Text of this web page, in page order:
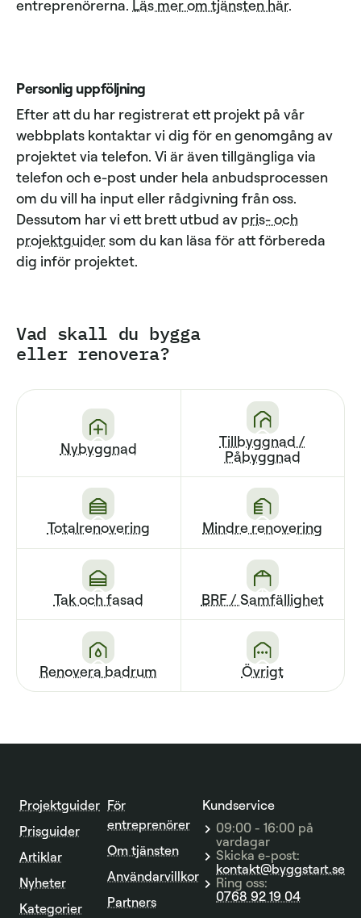
entreprenörerna. Läs mer om tjänsten här.
Personlig uppföljning
Efter att du har registrerat ett projekt på vår
webbplats kontaktar vi dig för en genomgång av
projektet via telefon. Vi är även tillgängliga via
telefon och e-post under hela anbudsprocessen
om du vill ha input eller rådgivning från oss.
Dessutom har vi ett brett utbud av pris- och
projektguidersom du kan läsa för att förbereda
dig inför projektet.
Vad skall du bygga
eller renovera?
Nybyggnad
Tillbyggnad /
Påbyggnad
Totalrenovering Mindre renovering
Tak och fasad BRF / Sam­fällighet
Renovera badrum Övrigt
Projektguider
Prisguider
Artiklar
Nyheter
Kategorier
För
entreprenörer
Om tjänsten
Användarvillkor
Partners
Kundservice
09:00 - 16:00 på
vardagar
Skicka e-post:
kontakt@byggstart.se
Ring oss:
0768 92 19 04